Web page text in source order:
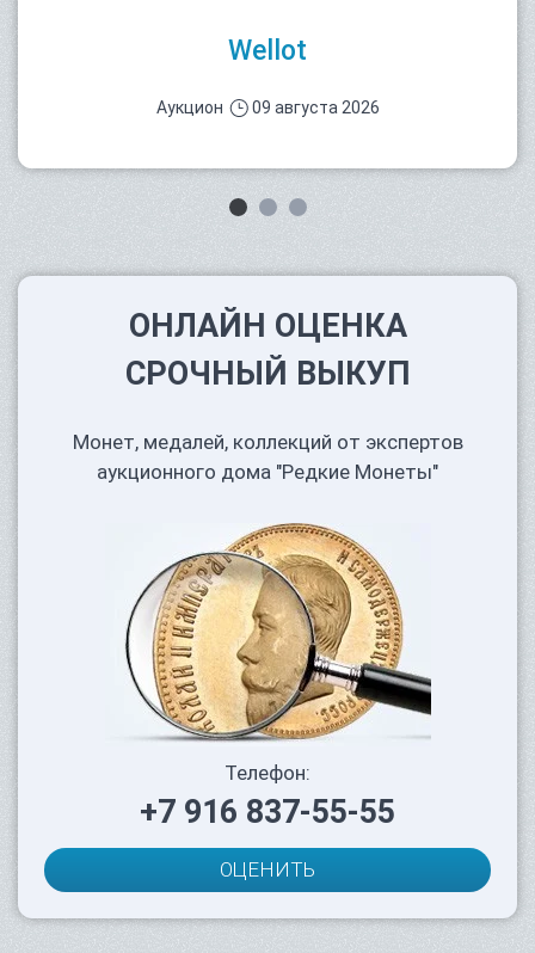
Wellot
Аукцион 09 августа 2026
ОНЛАЙН ОЦЕНКА
СРОЧНЫЙ ВЫКУП
Монет, медалей, коллекций от экспертов
аукционного дома "Редкие Монеты"
Телефон:
+7 916 837-55-55
ОЦЕНИТЬ